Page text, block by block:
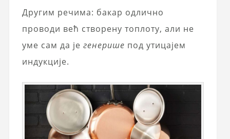
Другим речима: бакар одлично
проводи већ створену топлоту, али не
уме сам да је генерише под утицајем
индукције.